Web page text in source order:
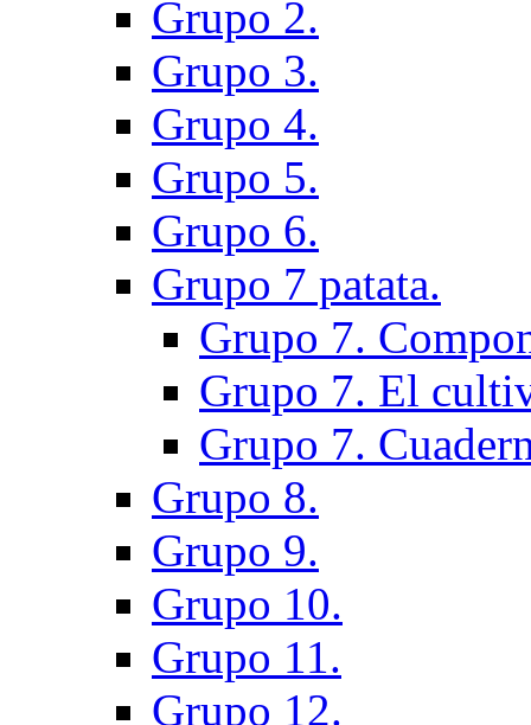
Grupo 2.
Grupo 3.
Grupo 4.
Grupo 5.
Grupo 6.
Grupo 7 patata.
Grupo 7.
Grupo 7. El
Grupo 7.
Grupo 8.
Grupo 9.
Grupo 10.
Grupo 11.
Grupo 12.